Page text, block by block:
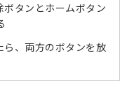
ボタンとホームボタン
、両方のボタンを放